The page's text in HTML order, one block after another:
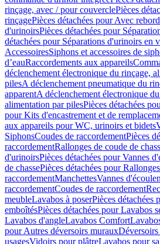
rinçage, avec / pour couverclePièces
rinçagePièces détachées pour Avec
d'urinoirsPièces détachées pour
détachées pour Séparations d'urinoirs en
AccessoiresSiphons et accessoires de
d’eauRaccordements aux appareils
déclenchement électronique du rinçage,
pilesA déclenchement pneumatique du
apparentA déclenchement électronique
alimentation par pilesPièces détachées
pour Kits d'encastrement et de
aux appareils pour WC, urinoirs et bidets
SiphonsCoudes de raccordementPièces
raccordementRallonges de coude de
d'urinoirsPièces détachées pour Vannes
de chassePièces détachées pour
raccordementManchettesVannes
raccordementCoudes de raccordement
meubleLavabos à poserPièces détachées
emboîtésPièces détachées pour Lavabos
Lavabos d'angleLavabos Comfort
pour Autres déversoirs muraux
usagesVidoirs pour plâtreLavabos pour